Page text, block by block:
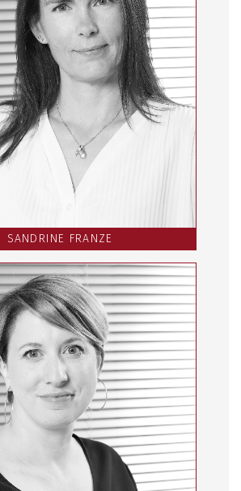
SANDRINE FRANZE